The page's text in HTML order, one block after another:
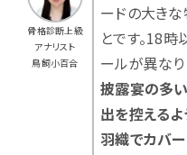
骨格診断上級
アナリスト
鳥飼小百合
ードの大き
とです。18
ールが異なり
披露宴の多
出を控える
羽織でカバー